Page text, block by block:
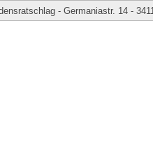
- Germaniastr. 14 -